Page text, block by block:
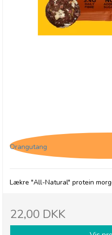
Orangutang
Lækre "All-Natural" protein
22,00 DKK